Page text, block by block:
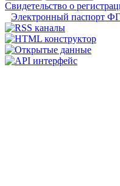
Свидетельство о
Электронный паспорт